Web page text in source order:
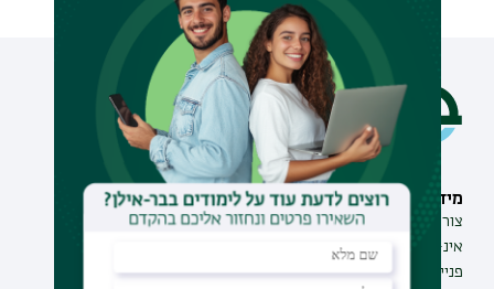
מידע וסיוע
צור קשר
אינ-בר מידע אישי לסטודנט
פנייה למנהל האתר
תחומי לימוד
תואר ראשון
תואר שלישי